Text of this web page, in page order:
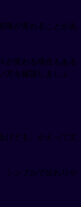
味が変わることがあ
が変わる場合もある
方を確認しましょ
けども、かえって文
シンプルで伝わりや